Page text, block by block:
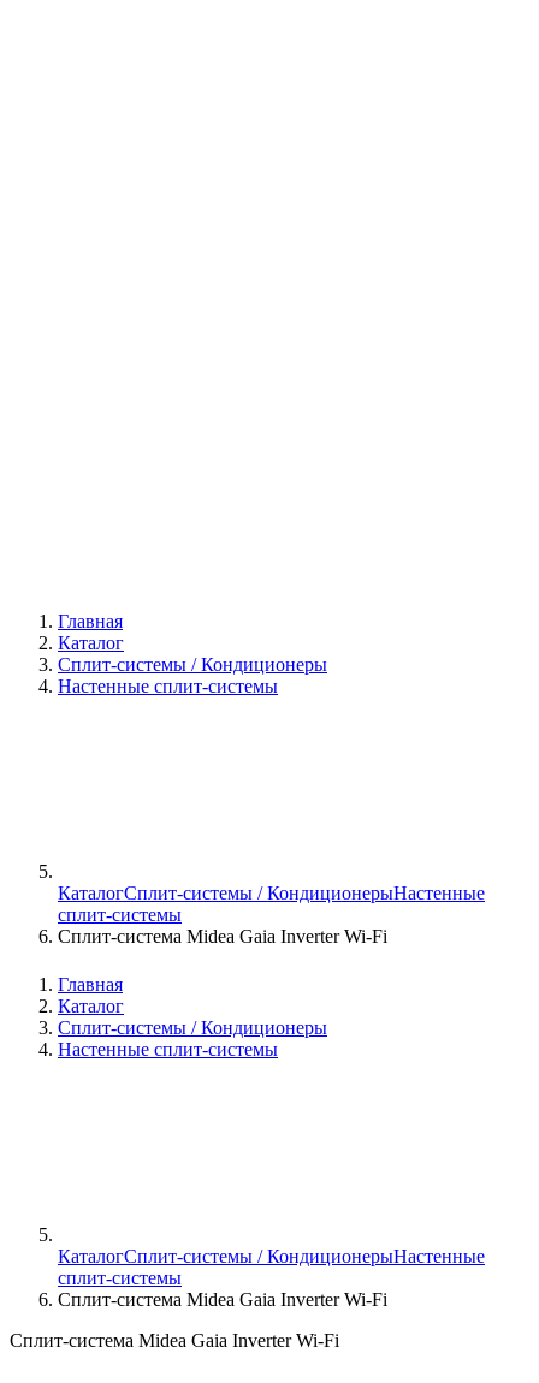
Главная
Каталог
Сплит-системы / Кондиционеры
Настенные сплит-системы
КаталогСплит-системы / КондиционерыНастенные
сплит-системы
Сплит-система Midea Gaia Inverter Wi-Fi
Главная
Каталог
Сплит-системы / Кондиционеры
Настенные сплит-системы
КаталогСплит-системы / КондиционерыНастенные
сплит-системы
Сплит-система Midea Gaia Inverter Wi-Fi
Сплит-система Midea Gaia Inverter Wi-Fi